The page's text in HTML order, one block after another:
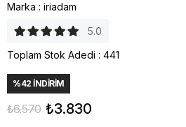
Marka : iriadam
5.0
Toplam Stok Adedi : 441
%42 İNDIRIM
₺6.570 ₺3.830